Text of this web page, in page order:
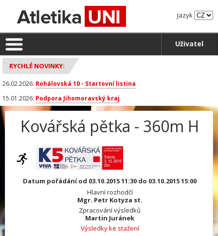
Jazyk
Uživatel
RYCHLÉ NOVINKY:
26.02.2026: Rohálovská 10 - Startovní listina
15.01.2026: Podpora Jihomoravský kraj
Kovářská pětka - 360m H
Datum pořádání od 03.10.2015 11:30 do 03.10.2015 15:00
Hlavní rozhodčí
Mgr. Petr Kotyza st.
Zpracování výsledků
Martin Juránek
Výsledky ke stažení